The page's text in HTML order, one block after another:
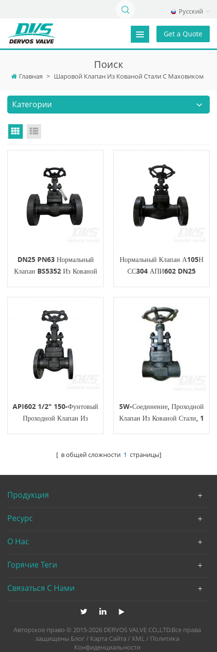
Русский
Get a Quote
Поиск
Главная > Шаровой Клапан Из Кованой Стали С Маховиком
Категории
Grid View
DN25 PN63 Нормальный
Клапан BS5352 Из Кованой
Нормальный Клапан А105Н
СС304 АПИ602 DN25
API602 1/2" 150-Фунтовый
Проходной Клапан Из
SW-Соединение, Проходной
Клапан Из Кованой Стали, 1
[ в общей сложности 1 страницы]
Продукция
Ресурс
О Нас
Горячие Теги
Связаться С Нами
Авторское право © 2015-2026 DERVOS VALVE CO.,LTD.Все права
защищены Блог / Карта Сайта /XML/ Политика
Конфиденциальности